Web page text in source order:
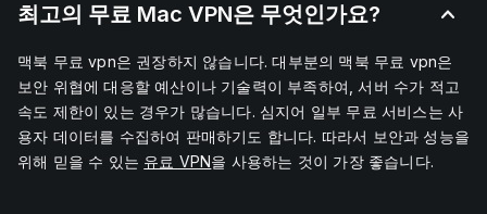
최고의 무료 Mac VPN은 무엇인가요?
맥북 무료 vpn은 권장하지 않습니다. 대부분의 맥북 무료 vpn은
보안 위협에 대응할 예산이나 기술력이 부족하여, 서버 수가 적고
속도 제한이 있는 경우가 많습니다. 심지어 일부 무료 서비스는 사
용자 데이터를 수집하여 판매하기도 합니다. 따라서 보안과 성능을
위해 믿을 수 있는 유료 VPN을 사용하는 것이 가장 좋습니다.